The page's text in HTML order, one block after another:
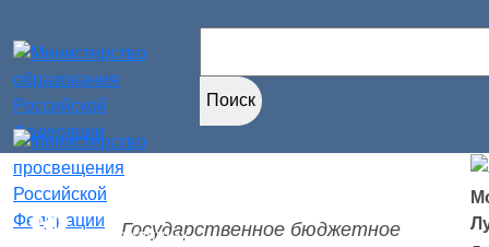
слабовидящих
Государственное бюджетное